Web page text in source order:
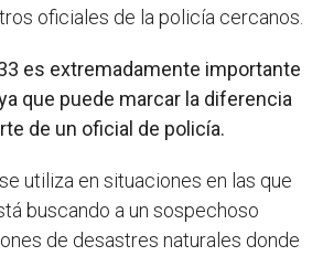
oficiales de la policía cercanos.
es extremadamente importante
que puede marcar la diferencia
de un oficial de policía.
utiliza en situaciones en las que
buscando a un sospechoso
de desastres naturales donde